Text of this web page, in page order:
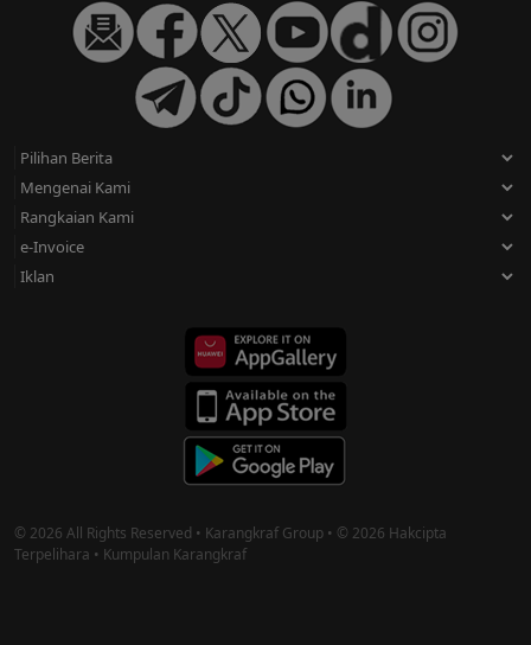
© 2026 All Rights Reserved • Karangkraf Group • © 2026 Hakcipta
Terpelihara • Kumpulan Karangkraf